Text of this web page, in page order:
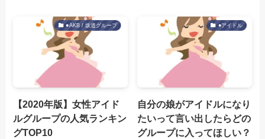
●AKB / 坂道グループ
【2020年版】女性アイド
ルグループの人気ランキン
グTOP10
●アイドル
自分の娘がアイドルになり
たいって言い出したらどの
グループに入ってほしい？